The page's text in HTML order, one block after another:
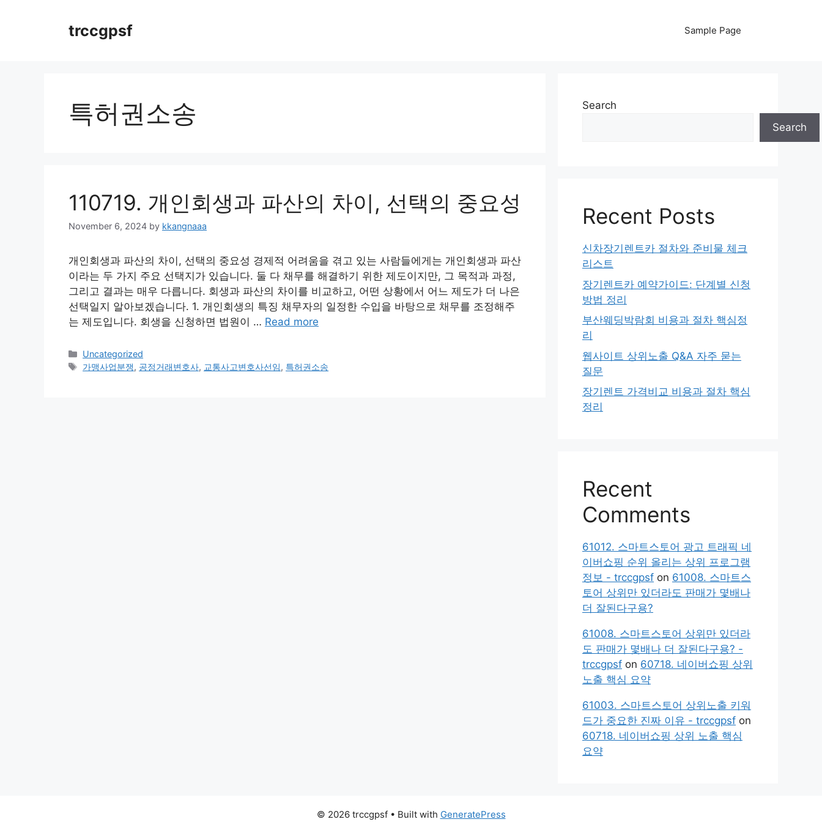
trccgpsf Sample Page
특허권소송
110719. 개인회생과 파산의 차이, 선택의 중요성
November 6, 2024 by kkangnaaa
개인회생과 파산의 차이, 선택의 중요성 경제적 어려움을 겪고 있는 사람들에게는 개인회생과 파산
이라는 두 가지 주요 선택지가 있습니다. 둘 다 채무를 해결하기 위한 제도이지만, 그 목적과 과정,
그리고 결과는 매우 다릅니다. 회생과 파산의 차이를 비교하고, 어떤 상황에서 어느 제도가 더 나은
선택일지 알아보겠습니다. 1. 개인회생의 특징 채무자의 일정한 수입을 바탕으로 채무를 조정해주
는 제도입니다. 회생을 신청하면 법원이 … Read more
Categories
Uncategorized
Tags
가맹사업분쟁, 공정거래변호사, 교통사고변호사선임, 특허권소송
Search
Search
Recent Posts
신차장기렌트카 절차와 준비물 체크
리스트
장기렌트카 예약가이드: 단계별 신청
방법 정리
부산웨딩박람회 비용과 절차 핵심정
리
웹사이트 상위노출 Q&A 자주 묻는
질문
장기렌트 가격비교 비용과 절차 핵심
정리
Recent
Comments
61012. 스마트스토어 광고 트래픽 네
이버쇼핑 순위 올리는 상위 프로그램
정보 - trccgpsf on 61008. 스마트스
토어 상위만 있더라도 판매가 몇배나
더 잘된다구용?
61008. 스마트스토어 상위만 있더라
도 판매가 몇배나 더 잘된다구용? -
trccgpsf on 60718. 네이버쇼핑 상위
노출 핵심 요약
61003. 스마트스토어 상위노출 키워
드가 중요한 진짜 이유 - trccgpsf on
60718. 네이버쇼핑 상위 노출 핵심
요약
© 2026 trccgpsf• Built with GeneratePress